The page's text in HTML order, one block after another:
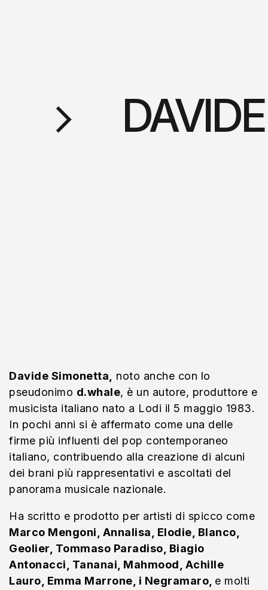
Davide Simonetta, noto anche con lo
pseudonimo d.whale, è un autore, produttore e
musicista italiano nato a Lodi il 5 maggio 1983.
In pochi anni si è affermato come una delle
firme più influenti del pop contemporaneo
italiano, contribuendo alla creazione di alcuni
dei brani più rappresentativi e ascoltati del
panorama musicale nazionale.
Ha scritto e prodotto per artisti di spicco come
Marco Mengoni, Annalisa, Elodie, Blanco,
Geolier, Tommaso Paradiso, Biagio
Antonacci, Tananai, Mahmood, Achille
Lauro, Emma Marrone, i Negramaro, e molti